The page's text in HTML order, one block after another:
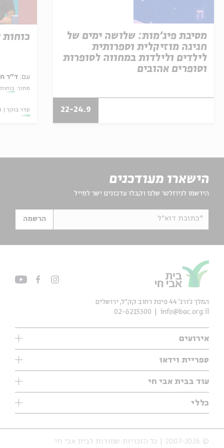
מסיבת פיג'מות: שלושה ימים של
חגיגה מוזיקלית וספרותית
לילדים ולילדות במחווה לסופרות
וסופרים אהובים
22-24.9
עם: ד"ר
מתוך:
סדר בוקר
הישארו מעודכנים
הירשמו לניוזלטר שלנו וקבלו עדכונים ישר למייל
*כתובת דוא"ל הרשמה
אירועים
עיון
אנגלית
נוער
סדרות
אירועי עבר
ספריית וידאו
ילדים
מוזיקה
עיון
מיוחדים
עוד בבית אבי חי
תערוכות
מיוחדים
כללי
אודות
הצהרת נגישות
המלך ג'ורג' 44 פינת רחוב קק״ל, ירושלים
info@bac.org.il
02-6215300
© 2007-2026 | כל הזכויות שמורות לבית אבי חי